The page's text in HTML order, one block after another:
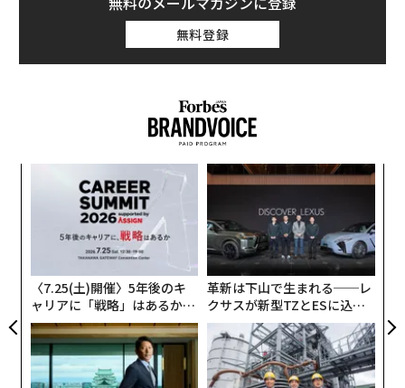
メンバーシップに登録する
Netflix「ハリー＆メーガン」がついに公開、王子は何を明かしたのか
メーガン妃、極右からの「現実的な脅威」にさらされていた
わずか3年で世界を席巻 ネットフリックスのアニメは何が「すごい」の
米ディズニーが1月に「スプラッシュ・マウンテン」閉鎖へ
「世界最強パスポート」は今年も日本 英米の後退が顕著に